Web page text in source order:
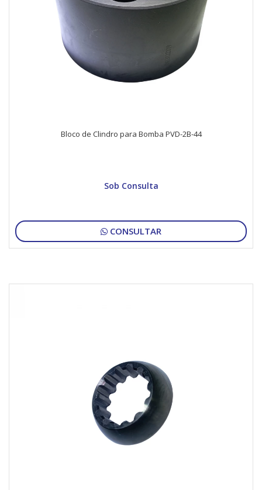
Bloco de Clindro para Bomba PVD-2B-44
Sob Consulta
CONSULTAR